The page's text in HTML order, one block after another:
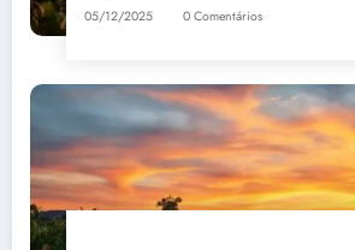
05/12/2025 0 Comentários